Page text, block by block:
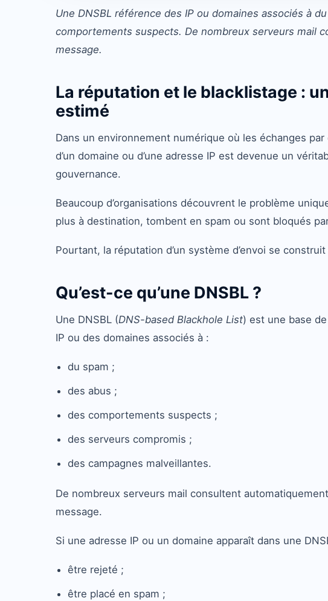
Une DNSBL référence des IP ou domaines associés à
comportements suspects. De nombreux serveurs mail
message.
La réputation et le blacklistage :
estimé
Dans un environnement numérique où les échanges
d’un domaine ou d’une adresse IP est devenue un
gouvernance.
Beaucoup d’organisations découvrent le problème
plus à destination, tombent en spam ou sont bloqués
Pourtant, la réputation d’un système d’envoi se
Qu’est-ce qu’une DNSBL ?
Une DNSBL (DNS-based Blackhole List) est une base
IP ou des domaines associés à :
du spam ;
des abus ;
des comportements suspects ;
des serveurs compromis ;
des campagnes malveillantes.
De nombreux serveurs mail consultent
message.
Si une adresse IP ou un domaine apparaît dans une
être rejeté ;
être placé en spam ;